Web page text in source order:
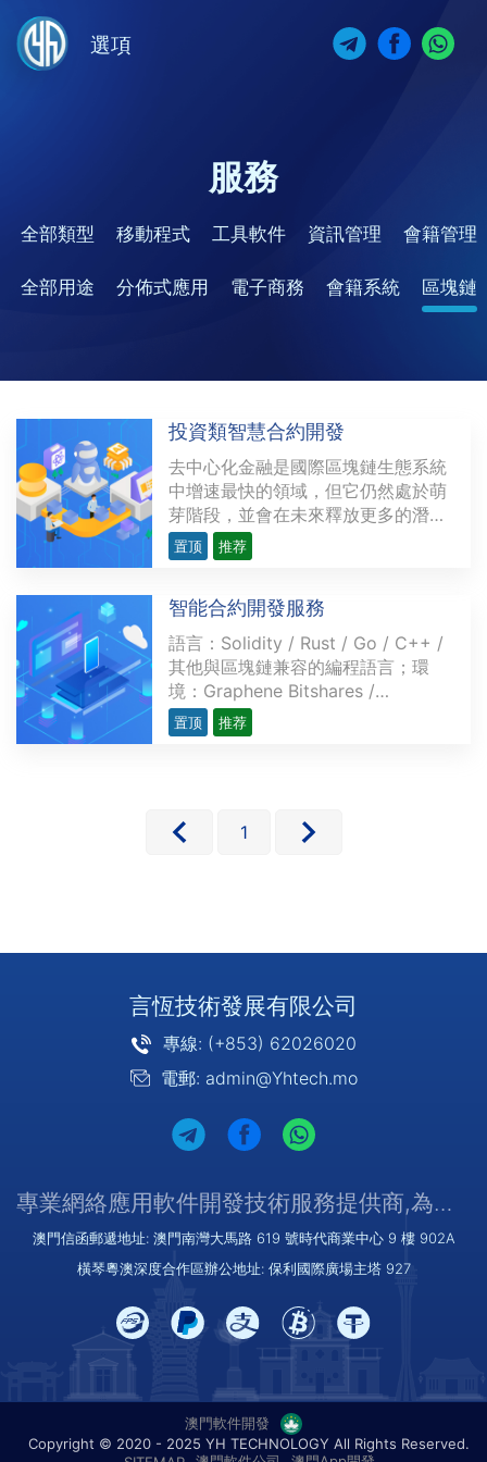
選項
服務
全部類型 移動程式 工具軟件 資訊管理 會籍管理
全部用途 分佈式應用 電子商務 會籍系統 區塊鏈
投資類智慧合約開發
去中心化金融是國際區塊鏈生態系統
中增速最快的領域，但它仍然處於萌
芽階段，並會在未來釋放更多的潛
力。越來越多的開發者研發複雜精密
的去中心化應用程序（dApps），為
現存金融服務的替代品。這些用例涉
及的範圍從簡單交易（如P2P支付）
到多方復雜的應用不等，比···
置顶 推荐
智能合約開發服務
語言：Solidity / Rust / Go / C++ /
其他與區塊鏈兼容的編程語言；環
境：Graphene Bitshares /
Hyperledger / l3cos / TRON /
Ethereum / BSC優勢：實現簡單高
執行匿名的電子選舉，所有參與者和
置顶 推荐
1
言恆技術發展有限公司
專線: (+853) 62026020
電郵: admin@Yhtech.mo
專業網絡應用軟件開發技術服務提供商,為您提供優質/可靠的服務
澳門信函郵遞地址: 澳門南灣大馬路 619 號時代商業中心 9 樓 902A
橫琴粵澳深度合作區辦公地址: 保利國際廣場主塔 927
澳門軟件開發
Copyright © 2020 - 2025 YH TECHNOLOGY All Rights Reserved.